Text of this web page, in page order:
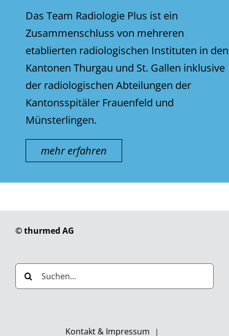
Das Team Radiologie Plus ist ein
Zusammenschluss von mehreren
etablierten radiologischen Instituten in den
Kantonen Thurgau und St. Gallen inklusive
der radiologischen Abteilungen der
Kantonsspitäler Frauenfeld und
Münsterlingen.
mehr erfahren
© thurmed AG
Suche
nach:
Kontakt & Impressum